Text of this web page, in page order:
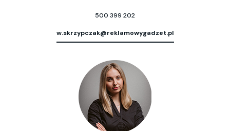
500 399 202
w.skrzypczak@reklamowygadzet.pl